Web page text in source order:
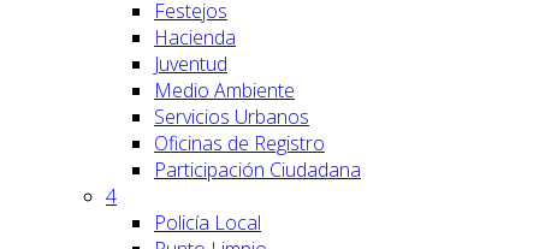
Festejos
Hacienda
Juventud
Medio Ambiente
Servicios Urbanos
Oficinas de Registro
Participación Ciudadana
4
Policía Local